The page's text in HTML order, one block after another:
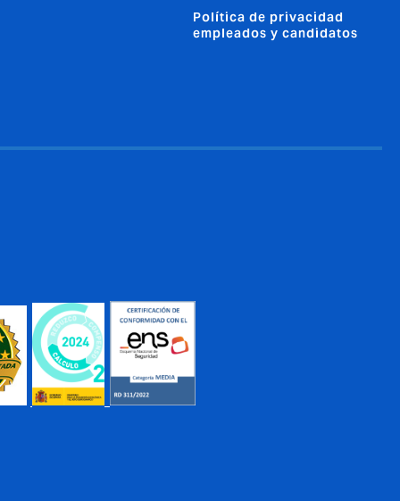
Política de privacidad
empleados y candidatos